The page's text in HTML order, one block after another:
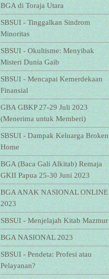
BGA di Toraja Utara
SBSUI - Tinggalkan Sindrom
Minoritas
SBSUI - Okultisme: Menyibak
Misteri Dunia Gaib
SBSUI - Mencapai Kemerdekaan
Finansial
GBA GBKP 27-29 Juli 2023
(Menerima untuk Memberi)
SBSUI - Dampak Keluarga Broken
Home
BGA (Baca Gali Alkitab) Remaja
GKII Papua 25-30 Juni 2023
BGA ANAK NASIONAL ONLINE
2023
SBSUI - Menjelajah Kitab Mazmur
BGA NASIONAL 2023
SBSUI - Pendeta: Profesi atau
Pelayanan?